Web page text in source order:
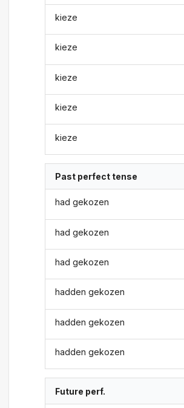
kieze
kieze
kieze
kieze
kieze
Past perfect tense
had gekozen
had gekozen
had gekozen
hadden gekozen
hadden gekozen
hadden gekozen
Future perf.